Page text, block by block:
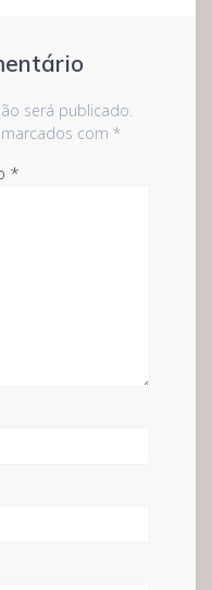
será publicado.
com *
*